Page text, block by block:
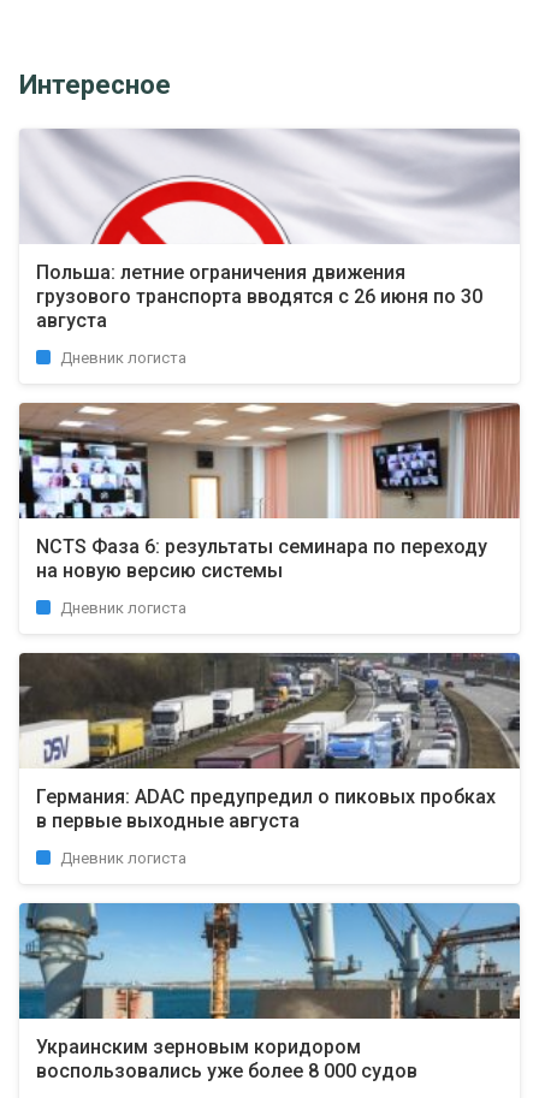
Интересное
Польша: летние ограничения движения
грузового транспорта вводятся с 26 июня по 30
августа
Дневник логиста
NCTS Фаза 6: результаты семинара по переходу
на новую версию системы
Дневник логиста
Германия: ADAC предупредил о пиковых пробках
в первые выходные августа
Дневник логиста
Украинским зерновым коридором
воспользовались уже более 8 000 судов